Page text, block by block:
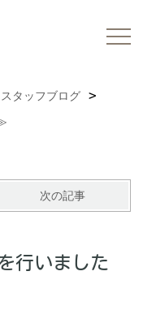
スタッフブログ
次の記事
行いました